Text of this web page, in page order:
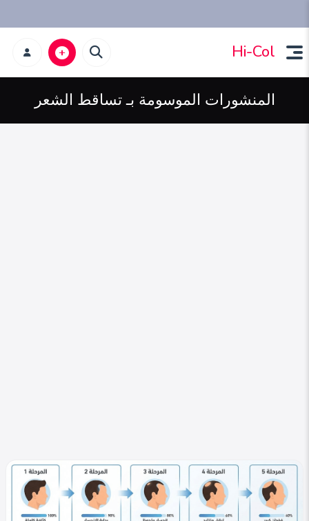
Hi-Col
المنشورات الموسومة بـ تساقط الشعر